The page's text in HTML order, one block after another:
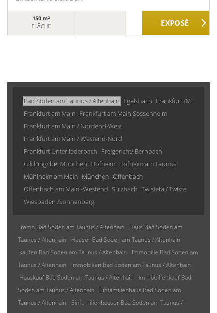
150 m²
FLÄCHE
Bad Soden am Taunus / Altenhain Egelsbach Frankfurt /M
Frankfurt am Main Frankfurt am Main Sossenheim
Frankfurt am Main / Nordend-West
Frankfurt am Main / Westend-Nord
Frankfurt Unterliederbach Freigericht/ Bernbach
Gilching/ bei München Hofheim Hofheim am Taunus
Mühlheim am Main München Offenbach
Offenbach am Main -Westend Sulzbach Twistetal/ Twiste
Wiesbaden /Sonnenberg
Immo Bad Soden am Taunus / Altenhain
Haus Bad Soden am
Taunus / Altenhain
Häuser Bad Soden am Taunus / Altenhain
kaufen Bad Soden am Taunus / Altenhain
Immobilie Bad Soden am
Taunus / Altenhain
Immobilien Bad Soden am Taunus / Altenhain
Hauskauf Bad Soden am Taunus / Altenhain
Immobilienkauf Bad
Soden am Taunus / Altenhain
Einfamilienhaus Bad Soden am
Taunus / Altenhain
Einfamilienhäuser Bad Soden am Taunus /